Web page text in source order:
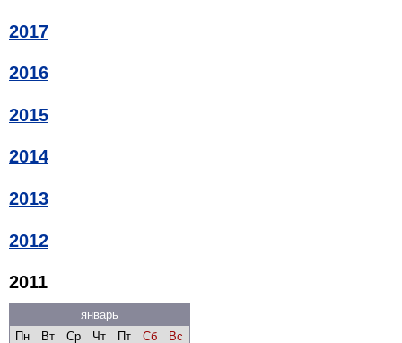
2017
2016
2015
2014
2013
2012
2011
январь
Пн
Вт Ср Чт Пт Сб Вс